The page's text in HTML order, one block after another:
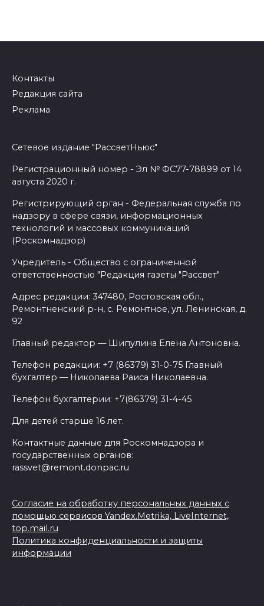
Контакты
Редакция сайта
Реклама
Сетевое издание "РассветНьюс"
Регистрационный номер - Эл № ФС77-78899 от 14
августа 2020 г.
Регистрирующий орган - Федеральная служба по
надзору в сфере связи, информационных
технологий и массовых коммуникаций
(Роскомнадзор)
Учредитель - Общество с ограниченной
ответственностью "Редакция газеты "Рассвет"
Адрес редакции: 347480, Ростовская обл.,
Ремонтненский р-н, с. Ремонтное, ул. Ленинская, д.
92
Главный редактор — Шипулина Елена Антоновна.
Телефон редакции: +7 (86379) 31-0-75 Главный
бухгалтер — Николаева Раиса Николаевна.
Телефон бухгалтерии: +7(86379) 31-4-45
Для детей старше 16 лет.
Контактные данные для Роскомнадзора и
государственных органов:
rassvet@remont.donpac.ru
Согласие на обработку персональных данных с
помощью сервисов Yandex.Metrika, LiveInternet,
top.mail.ru
Политика конфиденциальности и защиты
информации